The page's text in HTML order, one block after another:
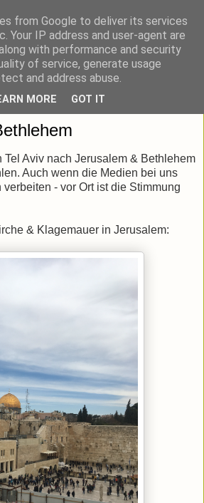
unterwegs & daheim.
Tel Aviv nach Jerusalem & Bethlehem
Auch wenn die Medien bei uns
- vor Ort ist die Stimmung
& Klagemauer in Jerusalem:
from Google to deliver its services
Your IP address and user-agent are
with performance and security
of service, generate usage
and address abuse.
MORE GOT IT